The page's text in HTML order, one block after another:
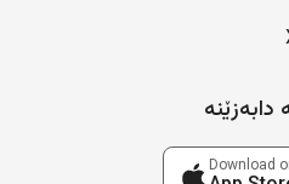
دابەزێنە
Download